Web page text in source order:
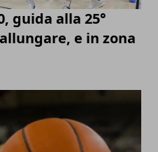
guida alla 25°
e in zona